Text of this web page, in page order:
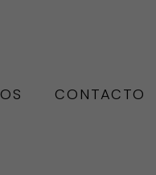
CONTACTO